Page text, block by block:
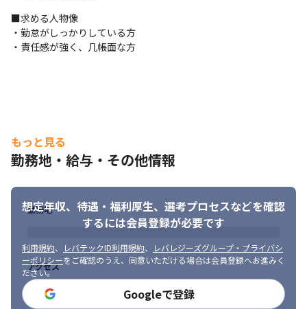
■求める人物像
・勤怠がしっかりしている方
・責任感が強く、几帳面な方
もっと見る
勤務地・給与・その他情報
想定年収、待遇・福利厚生、 選考プロセスなどを確認
するには会員登録が必要です
利用規約、 レバテックID利用規約、
レバレジーズグループ・プライバシ
ーポリシーをご確認のうえ、同意いただける場合は会員登録へお進みく
ださい。
Googleで登録
勤務地
アクセス